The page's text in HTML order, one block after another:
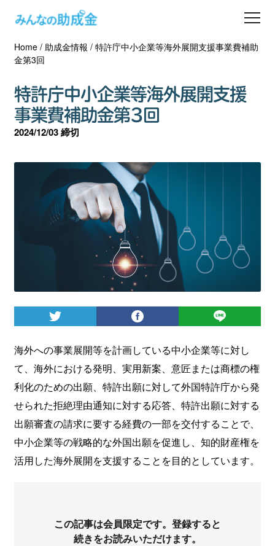
助成金を探す
士業の方へ
助成金コラム
専門家一覧
ダウンロード
会員登録
ログイン
Home/ 助成金情報 / 特許庁中小企業等海外展開支援事業費補助
金第3回
特許庁中小企業等海外展開支援
事業費補助金第3回
2024/12/03 締切
海外への事業展開等を計画している中小企業等に対し
て、海外における発明、実用新案、意匠または商標の権
利化のための出願、特許出願に対して外国特許庁から発
せられた拒絶理由通知に対する応答、特許出願に対する
出願審査の請求に要する経費の一部を交付することで、
中小企業等の戦略的な外国出願を促進し、知的財産権を
活用した海外展開を支援することを目的としています。
この記事は会員限定です。登録すると
続きをお読みいただけます。